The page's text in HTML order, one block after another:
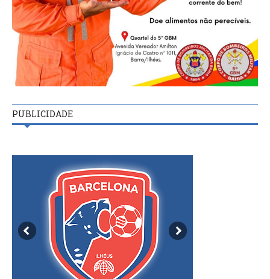
PUBLICIDADE